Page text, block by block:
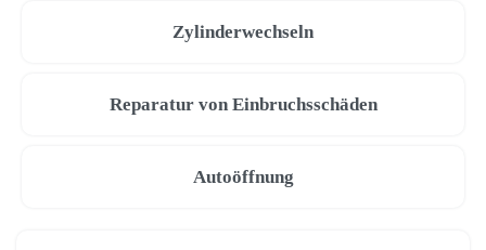
Zylinderwechseln
Reparatur von Einbruchsschäden
Autoöffnung